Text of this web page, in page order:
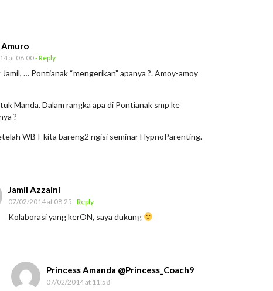
at 08:00- Reply
… Pontianak “mengerikan” apanya ?. Amoy-amoy
Manda. Dalam rangka apa di Pontianak smp ke
?
WBT kita bareng2 ngisi seminar HypnoParenting.
Jamil Azzaini
07/02/2014 at 08:25 - Reply
Kolaborasi yang kerON, saya dukung
Princess Amanda @Princess_Coach9
07/02/2014 at 11:58